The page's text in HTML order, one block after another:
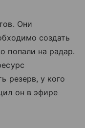
Они
создать
попали на радар.
резерв, у кого
он в эфире